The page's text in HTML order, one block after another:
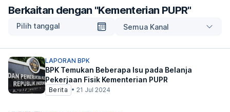
Berkaitan dengan "Kementerian PUPR"
Pilih tanggal Semua Kanal
LAPORAN BPK
BPK Temukan Beberapa Isu pada Belanja
Pekerjaan Fisik Kementerian PUPR
Berita • 21 Jul 2024